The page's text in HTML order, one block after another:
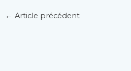
← Article précédent